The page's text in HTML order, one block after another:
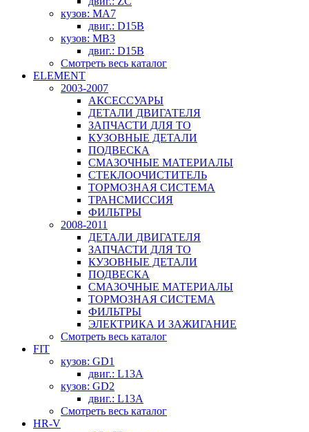
кузов: MA7
двиг.: D15B
кузов: MB3
двиг.: D15B
Смотреть весь каталог
ELEMENT
2003-2007
АКСЕССУАРЫ
ДЕТАЛИ ДВИГАТЕЛЯ
ЗАПЧАСТИ ДЛЯ ТО
КУЗОВНЫЕ ДЕТАЛИ
ПОДВЕСКА
СМАЗОЧНЫЕ МАТЕРИАЛЫ
СТЕКЛООЧИСТИТЕЛЬ
ТОРМОЗНАЯ СИСТЕМА
ТРАНСМИССИЯ
ФИЛЬТРЫ
2008-2011
ДЕТАЛИ ДВИГАТЕЛЯ
ЗАПЧАСТИ ДЛЯ ТО
КУЗОВНЫЕ ДЕТАЛИ
ПОДВЕСКА
СМАЗОЧНЫЕ МАТЕРИАЛЫ
ТОРМОЗНАЯ СИСТЕМА
ФИЛЬТРЫ
ЭЛЕКТРИКА И ЗАЖИГАНИЕ
Смотреть весь каталог
FIT
кузов: GD1
двиг.: L13A
кузов: GD2
двиг.: L13A
Смотреть весь каталог
HR-V